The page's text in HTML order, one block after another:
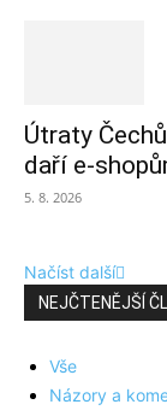
Útraty
daří e-
5. 8. 2026
Načíst další
NEJČTENĚJŠÍ
Vše
Názory a